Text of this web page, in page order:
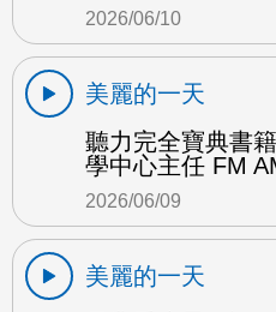
2026/06/10
美麗的一天
聽力完全寶典書
學中心主任 FM
2026/06/09
美麗的一天